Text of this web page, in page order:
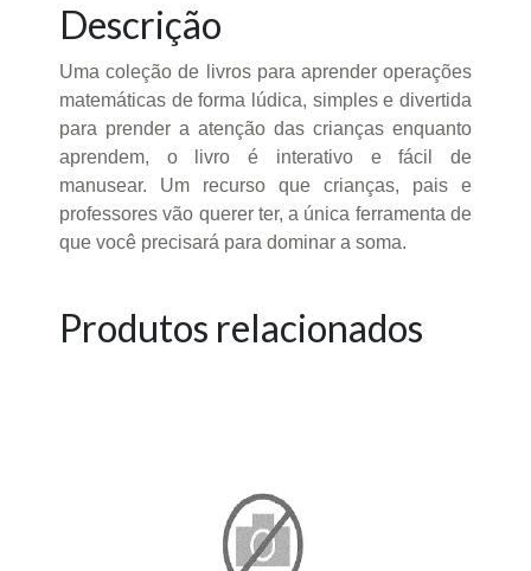
Descrição
Uma coleção de livros para aprender operações
matemáticas de forma lúdica, simples e divertida
para prender a atenção das crianças enquanto
aprendem, o livro é interativo e fácil de
manusear. Um recurso que crianças, pais e
professores vão querer ter, a única ferramenta de
que você precisará para dominar a soma.
Produtos relacionados